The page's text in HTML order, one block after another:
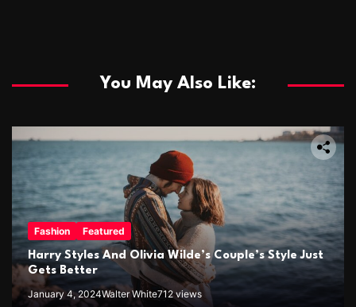
You May Also Like:
Fashion Featured
Harry Styles And Olivia Wilde’s Couple’s Style Just
Gets Better
January 4, 2024Walter White712 views